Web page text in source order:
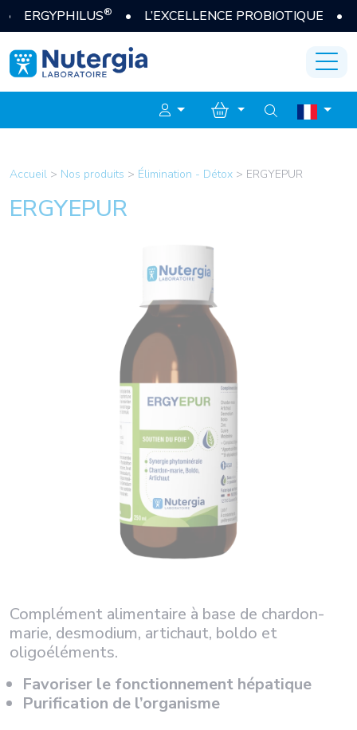
®• L’EXCELLENCE PROBIOTIQUE • JE
Accueil > Nos produits > Élimination - Détox > ERGYEPUR
ERGYEPUR
Complément alimentaire à base de chardon-
marie, desmodium, artichaut, boldo et
oligoéléments.
Favoriser le fonctionnement hépatique
Purification de l’organisme